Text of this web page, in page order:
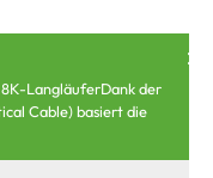
LangläuferDank der
Cable) basiert die